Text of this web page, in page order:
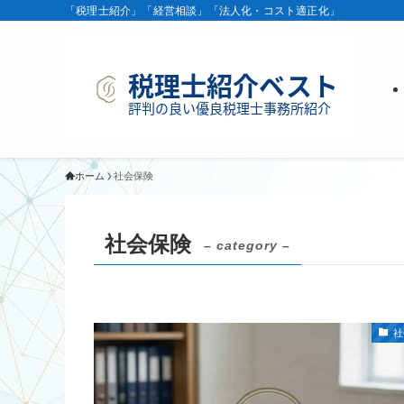
「税理士紹介」「経営相談」「法人化・コスト適正化」
ホーム 社会保険
社会保険 – category –